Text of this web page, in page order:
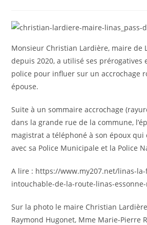
Monsieur Christian Lardière, maire de
depuis 2020, a utilisé ses prérogatives
police pour influer sur un accrochage
épouse.
Suite à un sommaire accrochage
dans la grande rue de la commune,
magistrat a téléphoné à son époux
avec sa Police Municipale et la Police
A lire : https://www.my207.net/linas-
intouchable-de-la-route-linas-
Sur la photo le maire Christian
Raymond Hugonet, Mme Marie-Pierre